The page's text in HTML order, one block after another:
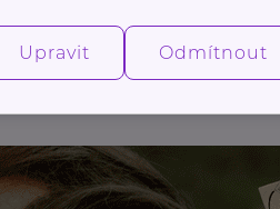
Upravit Odmítnout